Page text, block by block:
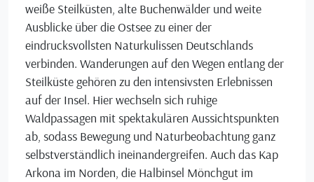
weiße Steilküsten, alte Buchenwälder und weite
Ausblicke über die Ostsee zu einer der
eindrucksvollsten Naturkulissen Deutschlands
verbinden. Wanderungen auf den Wegen entlang der
Steilküste gehören zu den intensivsten Erlebnissen
auf der Insel. Hier wechseln sich ruhige
Waldpassagen mit spektakulären Aussichtspunkten
ab, sodass Bewegung und Naturbeobachtung ganz
selbstverständlich ineinandergreifen. Auch das Kap
Arkona im Norden, die Halbinsel Mönchgut im